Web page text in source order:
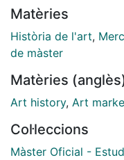
Matèries
Història de l'art,
de màster
Matèries
Art history, Art
Col·leccions
Màster Oficial -